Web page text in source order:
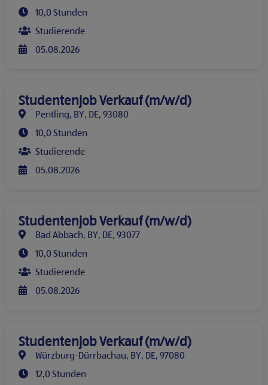
10,0 Stunden
Studierende
05.08.2026
Studentenjob Verkauf (m/w/d)
Pentling, BY, DE, 93080
10,0 Stunden
Studierende
05.08.2026
Studentenjob Verkauf (m/w/d)
Bad Abbach, BY, DE, 93077
10,0 Stunden
Studierende
05.08.2026
Studentenjob Verkauf (m/w/d)
Würzburg-Dürrbachau, BY, DE, 97080
12,0 Stunden